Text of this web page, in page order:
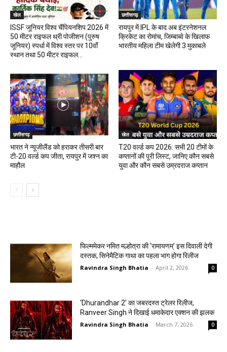
खेल
ISSF जूनियर विश्व चैंपियनशिप 2026 में
50 मीटर राइफल थ्री पोजीशन (पुरुष
जूनियर) स्पर्धा में विश्व स्तर पर 10वाँ
स्थान तथा 50 मीटर राइफल...
छत्तीसगढ़
रायपुर में IPL के बाद अब इंटरनेशनल
क्रिकेट का रोमांच, जिम्बाब्वे के खिलाफ
भारतीय महिला टीम खेलेगी 3 मुकाबले
छत्तीसगढ़
भारत ने न्यूजीलैंड को हराकर तीसरी बार
टी-20 वर्ल्ड कप जीता, रायपुर में जश्न का
माहौल
खेल
T20 वर्ल्ड कप 2026: सभी 20 टीमों के
कप्तानों की पूरी लिस्ट, जानिए कौन सबसे
युवा और कौन सबसे उम्रदराज कप्तान
फिल्ममेकर नमित मल्होत्रा की ‘रामायणम्’ इस दिवाली देगी
दस्तक, सिनेमैटिक गाथा का पहला भाग होगा रिलीज
Ravindra Singh Bhatia - April 2, 2026 0
‘Dhurandhar 2’ का जबरदस्त ट्रेलर रिलीज,
Ranveer Singh ने दिखाई धमाकेदार एक्शन की झलक
Ravindra Singh Bhatia - March 7, 2026 0